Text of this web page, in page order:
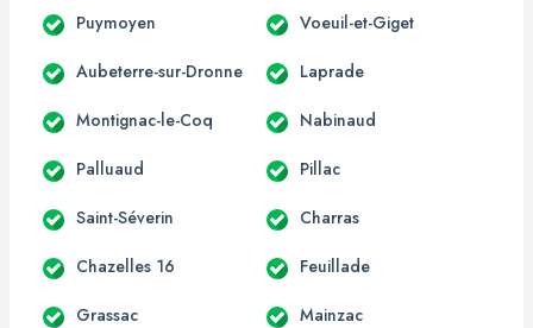
Puymoyen Voeuil-et-Giget
Aubeterre-sur-Dronne Laprade
Montignac-le-Coq Nabinaud
Palluaud Pillac
Saint-Séverin Charras
Chazelles 16 Feuillade
Grassac Mainzac